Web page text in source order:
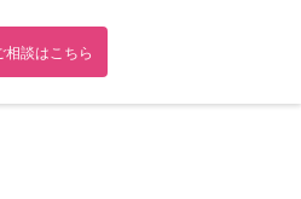
談はこちら